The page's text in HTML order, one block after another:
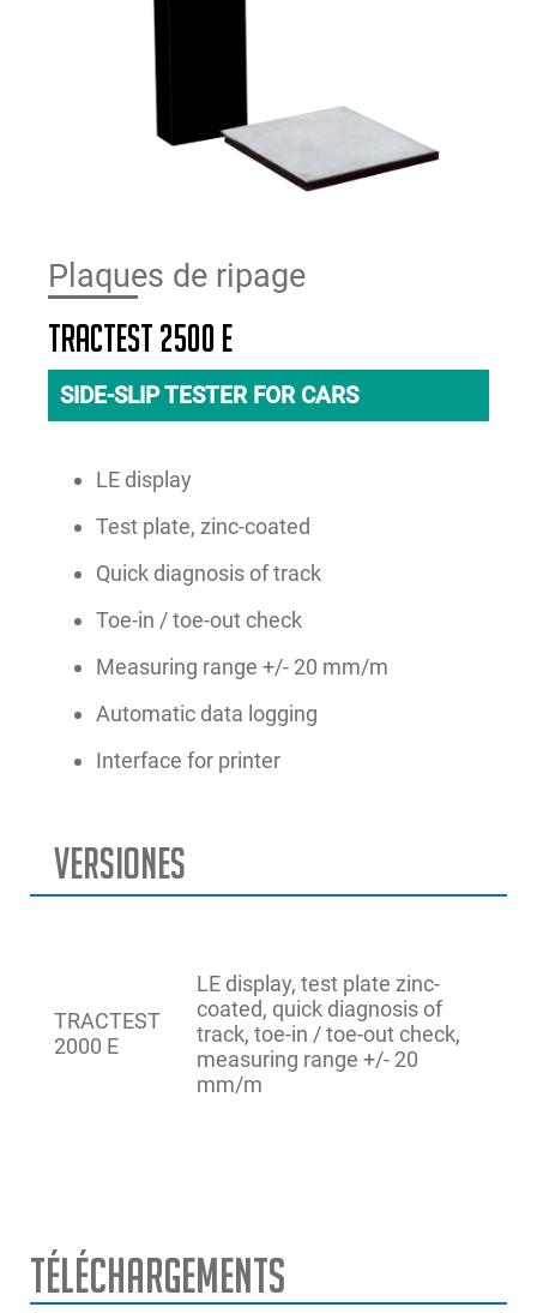
Plaques de ripage
TRACTEST 2500 E
SIDE-SLIP TESTER FOR CARS
LE display
Test plate, zinc-coated
Quick diagnosis of track
Toe-in / toe-out check
Measuring range +/- 20 mm/m
Automatic data logging
Interface for printer
Versiones
TRACTEST
2000 E
LE display, test plate zinc-
coated, quick diagnosis of
track, toe-in / toe-out check,
measuring range +/- 20
mm/m
Téléchargements